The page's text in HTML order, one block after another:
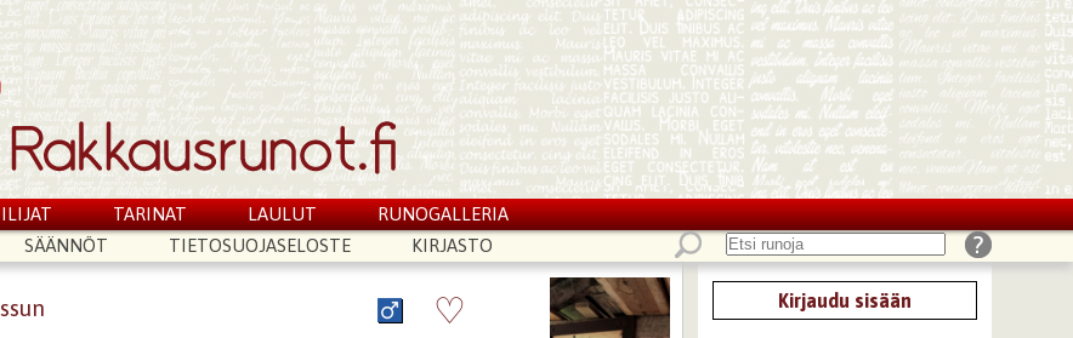
TARINAT LAULUT
RUNOGALLERIA
SÄÄNNÖT TIETOSUOJASELOSTE KIRJASTO
♡ Kirjaudu sisään